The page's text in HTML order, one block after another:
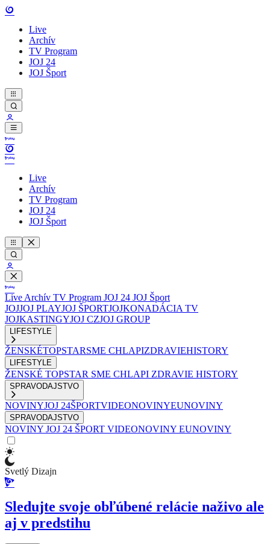
Live
Archív
TV Program
JOJ 24
JOJ Šport
Live
Archív
TV Program
JOJ 24
JOJ Šport
Live Archív TV Program JOJ 24 JOJ Šport
JOJJOJ PLAYJOJ ŠPORTJOJKONADÁCIA TV
JOJKASTINGYJOJ CZJOJ GROUP
LIFESTYLE
ŽENSKÉTOPSTARSME CHLAPIZDRAVIEHISTORY
LIFESTYLE
ŽENSKÉ TOPSTAR SME CHLAPI ZDRAVIE HISTORY
SPRAVODAJSTVO
NOVINYJOJ 24ŠPORTVIDEONOVINYEUNOVINY
SPRAVODAJSTVO
NOVINY JOJ 24 ŠPORT VIDEONOVINY EUNOVINY
Svetlý Dizajn
Sledujte svoje obľúbené relácie naživo ale
aj v predstihu